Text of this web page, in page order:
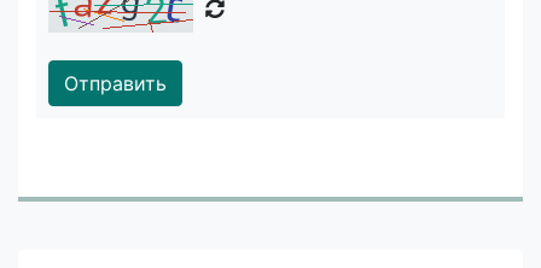
Отправить